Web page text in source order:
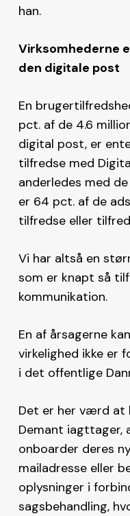
han.
Virksomhederne
den digitale post
En
pct. af de 4.6
digital post, er
tilfredse med
anderledes med
er 64 pct. af de
tilfredse eller
Vi har altså en
som er knapt så
kommunikation.
En af årsagerne
virkelighed ikke er
i det offentlige
Det er her værd at
Demant iagttager,
onboarder deres
mailadresse eller
oplysninger i
sagsbehandling,